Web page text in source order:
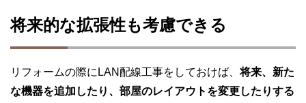
将来的な拡張性も考慮できる
リフォームの際にLAN配線工事をしておけば、将来、新た
な機器を追加したり、部屋のレイアウトを変更したりする